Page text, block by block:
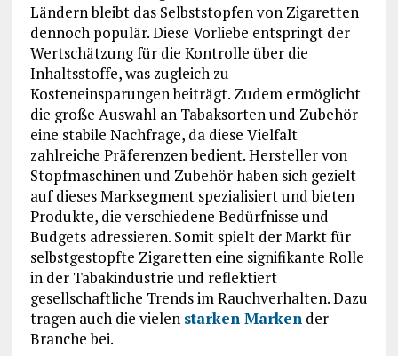
Ländern bleibt das Selbststopfen von Zigaretten
dennoch populär. Diese Vorliebe entspringt der
Wertschätzung für die Kontrolle über die
Inhaltsstoffe, was zugleich zu
Kosteneinsparungen beiträgt. Zudem ermöglicht
die große Auswahl an Tabaksorten und Zubehör
eine stabile Nachfrage, da diese Vielfalt
zahlreiche Präferenzen bedient. Hersteller von
Stopfmaschinen und Zubehör haben sich gezielt
auf dieses Marksegment spezialisiert und bieten
Produkte, die verschiedene Bedürfnisse und
Budgets adressieren. Somit spielt der Markt für
selbstgestopfte Zigaretten eine signifikante Rolle
in der Tabakindustrie und reflektiert
gesellschaftliche Trends im Rauchverhalten. Dazu
tragen auch die vielen starken Marken der
Branche bei.